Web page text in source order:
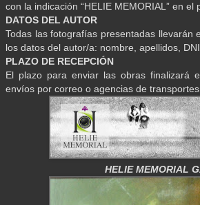
con la indicación “HELIE MEMORIAL” en el
DATOS DEL AUTOR
Todas las fotografías presentadas
los datos del autor/a: nombre, apellidos,
PLAZO DE RECEPCIÓN
El plazo para enviar las obras finalizará
envíos por correo o agencias de
HELIE MEMORIAL